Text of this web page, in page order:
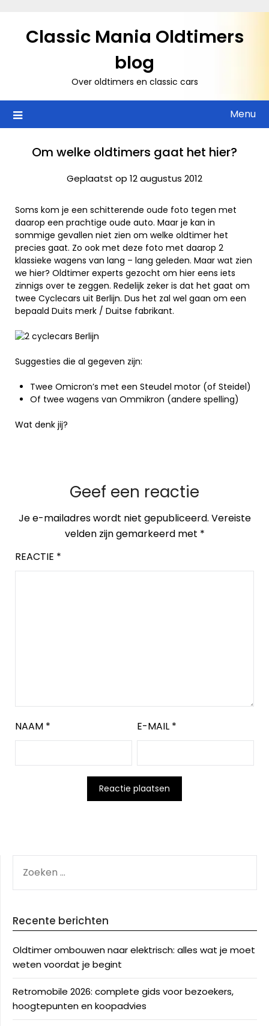
Classic Mania Oldtimers
blog
Over oldtimers en classic cars
Menu
Om welke oldtimers gaat het hier?
Geplaatst op 12 augustus 2012
Soms kom je een schitterende oude foto tegen met
daarop een prachtige oude auto. Maar je kan in
sommige gevallen niet zien om welke oldtimer het
precies gaat. Zo ook met deze foto met daarop 2
klassieke wagens van lang – lang geleden. Maar wat zien
we hier? Oldtimer experts gezocht om hier eens iets
zinnigs over te zeggen. Redelijk zeker is dat het gaat om
twee Cyclecars uit Berlijn. Dus het zal wel gaan om een
bepaald Duits merk / Duitse fabrikant.
Suggesties die al gegeven zijn:
Twee Omicron’s met een Steudel motor (of Steidel)
Of twee wagens van Ommikron (andere spelling)
Wat denk jij?
Geef een reactie
Je e-mailadres wordt niet gepubliceerd. Vereiste
velden zijn gemarkeerd met *
REACTIE *
NAAM * E-MAIL *
NAAR:
Recente berichten
Oldtimer ombouwen naar elektrisch: alles wat je moet
weten voordat je begint
Retromobile 2026: complete gids voor bezoekers,
hoogtepunten en koopadvies